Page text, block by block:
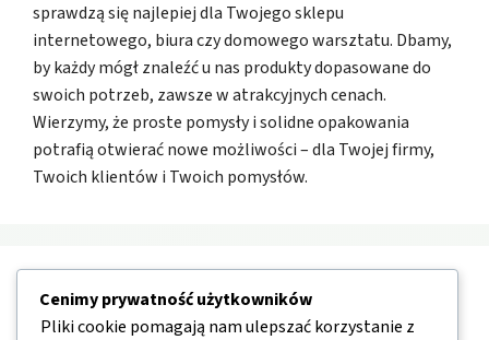
sprawdzą się najlepiej dla Twojego sklepu
internetowego, biura czy domowego warsztatu. Dbamy,
by każdy mógł znaleźć u nas produkty dopasowane do
swoich potrzeb, zawsze w atrakcyjnych cenach.
Wierzymy, że proste pomysły i solidne opakowania
potrafią otwierać nowe możliwości – dla Twojej firmy,
Twoich klientów i Twoich pomysłów.
Nawigacja
Cenimy prywatność użytkowników
Pliki cookie pomagają nam ulepszać korzystanie z